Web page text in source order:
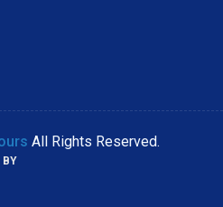
All Rights Reserved.
BY